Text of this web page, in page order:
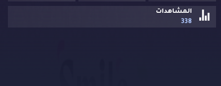
المشاهدات
338